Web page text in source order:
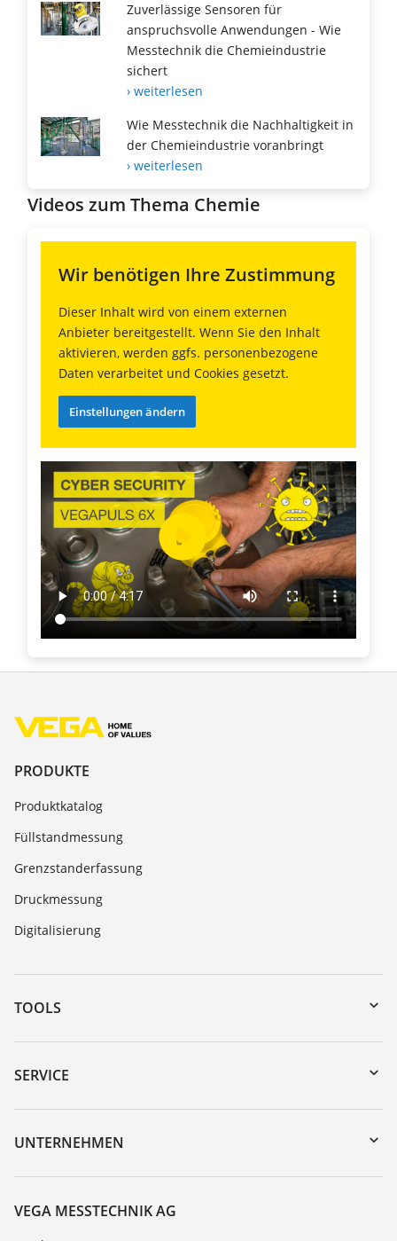
Zuverlässige Sensoren für
anspruchsvolle Anwendungen - Wie
Messtechnik die Chemieindustrie
sichert
› weiterlesen
Wie Messtechnik die Nachhaltigkeit in
der Chemieindustrie voranbringt
› weiterlesen
Videos zum Thema Chemie
Wir benötigen Ihre Zustimmung
Dieser Inhalt wird von einem externen
Anbieter bereitgestellt. Wenn Sie den Inhalt
aktivieren, werden ggfs. personenbezogene
Daten verarbeitet und Cookies gesetzt.
Einstellungen ändern
PRODUKTE
Produktkatalog
Füllstandmessung
Grenzstanderfassung
Druckmessung
Digitalisierung
TOOLS
Download-Center
Gerätesuche (Seriennummer)
DTM Collection/PACTware
SERVICE
Geräterücksendung
Trainings
Beständigkeitsliste
UNTERNEHMEN
Über VEGA
Kontakt
VEGA MESSTECHNIK AG